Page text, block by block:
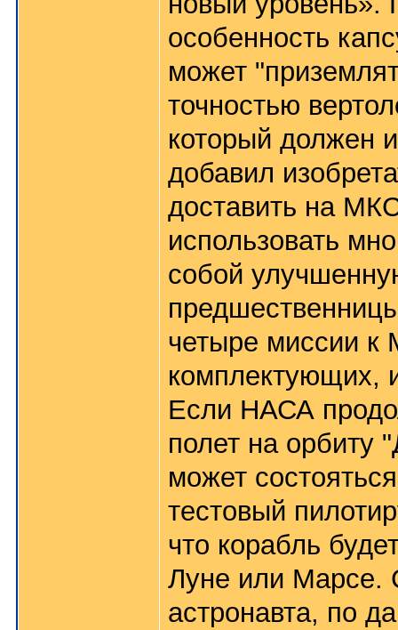
особенность
может
точностью
который должен
добавил
доставить на
использовать
собой
четыре миссии к
комплектующих,
Если НАСА
полет на орбиту
может
тестовый
что корабль
Луне или Марсе.
астронавта, по